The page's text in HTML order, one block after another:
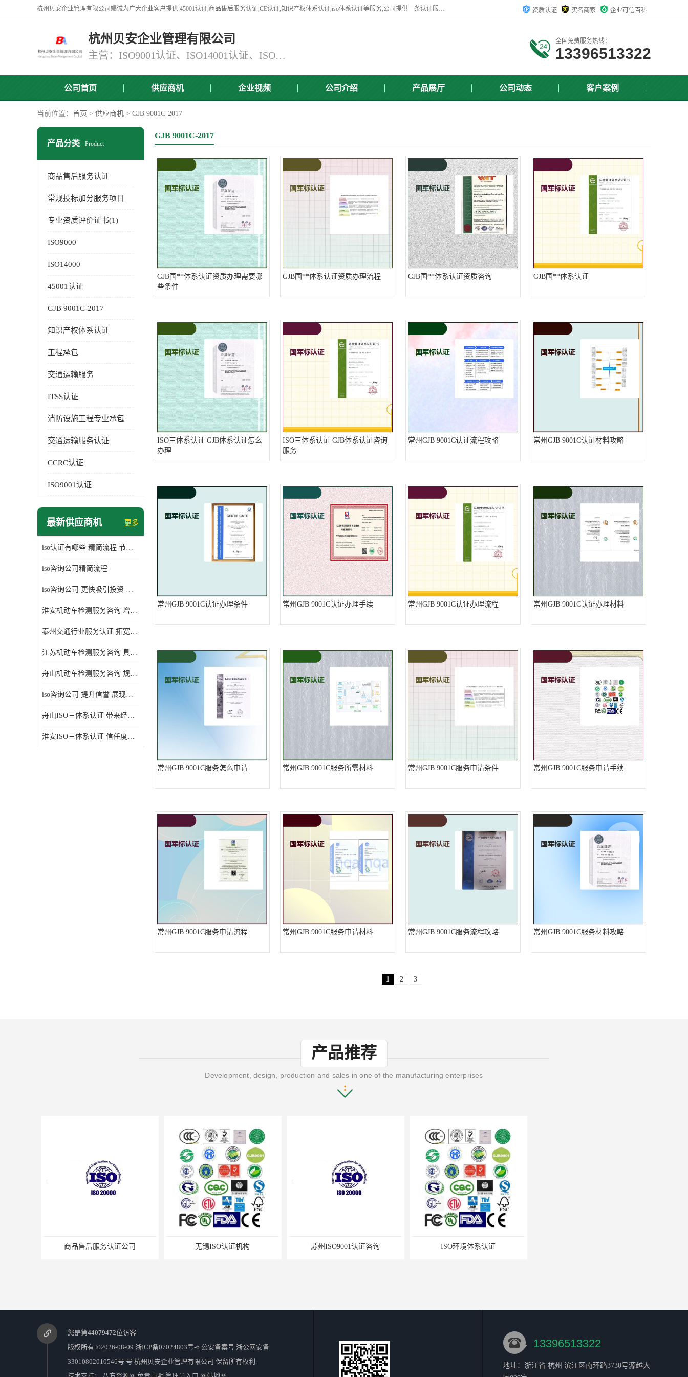
杭州贝安企业管理有限公司竭诚为广大企业客户提供:45001认证,商品售后服务认证,CE认证,知识产权体系认证,iso体系认证等服务,公司提供一条认证服务,方便快捷. 资质认证 实名商家 企业可信百科
杭州贝安企业管理有限公司
主营：ISO9001认证、ISO14001认证、ISO认证、ISO22000认证、ISO/TS16949认证,FSC森林认证
全国免费服务热线：
13396513322
公司首页 供应商机 企业视频 公司介绍 产品展厅 公司动态 客户案例
当前位置： 首页 > 供应商机 > GJB 9001C-2017
产品分类 Product
商品售后服务认证
常规投标加分服务项目
专业资质评价证书(1)
ISO9000
ISO14000
45001认证
GJB 9001C-2017
知识产权体系认证
工程承包
交通运输服务
ITSS认证
消防设施工程专业承包
交通运输服务认证
CCRC认证
ISO9001认证
最新供应商机 更多
iso认证有哪些 精简流程 节省企业运营成本
iso咨询公司精简流程
iso咨询公司 更快吸引投资 节省企业运营成本
淮安机动车检测服务咨询 增加竞争力 可获得更多业务机会
泰州交通行业服务认证 拓宽可业务范围 提高客户对企业满意度
江苏机动车检测服务咨询 具有社会效益 是企业综合实力的体现
舟山机动车检测服务咨询 规范管理技术 具备市场竞争能力
iso咨询公司 提升信誉 展现企业文化
舟山ISO三体系认证 带来经济效益 带来可以信赖的良好印象
淮安ISO三体系认证 信任度增加 具备市场竞争能力
GJB 9001C-2017
GJB国**体系认证资质办理需要哪
些条件
GJB国**体系认证资质办理流程 GJB国**体系认证资质咨询 GJB国**体系认证
ISO三体系认证 GJB体系认证怎么
办理
ISO三体系认证 GJB体系认证咨询
服务
常州GJB 9001C认证流程攻略 常州GJB 9001C认证材料攻略
常州GJB 9001C认证办理条件 常州GJB 9001C认证办理手续 常州GJB 9001C认证办理流程 常州GJB 9001C认证办理材料
常州GJB 9001C服务怎么申请 常州GJB 9001C服务所需材料 常州GJB 9001C服务申请条件 常州GJB 9001C服务申请手续
常州GJB 9001C服务申请流程 常州GJB 9001C服务申请材料 常州GJB 9001C服务流程攻略 常州GJB 9001C服务材料攻略
1 2 3
产品推荐
Development, design, production and sales in one of the manufacturing enterprises
商品售后服务认证公司 无锡ISO认证机构 苏州ISO9001认证咨询 ISO环境体系认证
您是第44079472位访客
版权所有 ©2026-08-09 浙ICP备07024803号-6 公安备案号 浙公网安备
33010802010546号 号 杭州贝安企业管理有限公司 保留所有权利.
13396513322
地址：浙江省 杭州 滨江区南环路3730号源越大